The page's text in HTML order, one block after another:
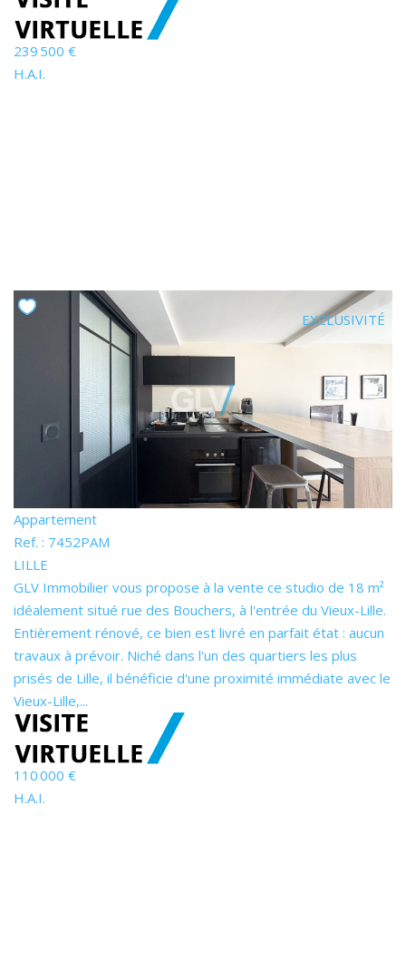
239 500 €
H.A.I.
EXCLUSIVITÉ
Appartement
Ref. : 7452PAM
LILLE
GLV Immobilier vous propose à la vente ce studio de 18 m²
idéalement situé rue des Bouchers, à l'entrée du Vieux-Lille.
Entièrement rénové, ce bien est livré en parfait état : aucun
travaux à prévoir. Niché dans l'un des quartiers les plus
prisés de Lille, il bénéficie d'une proximité immédiate avec le
Vieux-Lille,...
110 000 €
H.A.I.